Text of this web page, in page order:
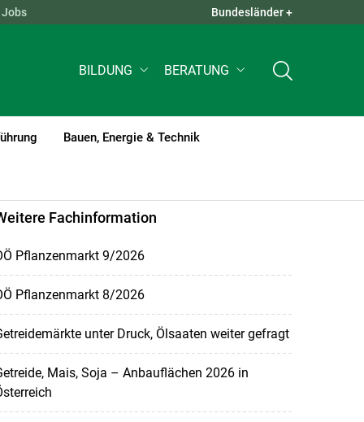
QUICK LINKS +
Jobs Bundesländer +
BILDUNG BERATUNG
Bauen, Energie & Technik
Fachinformation
Pflanzenmarkt 9/2026
Pflanzenmarkt 8/2026
unter Druck, Ölsaaten weiter gefragt
Mais, Soja – Anbauflächen 2026 in